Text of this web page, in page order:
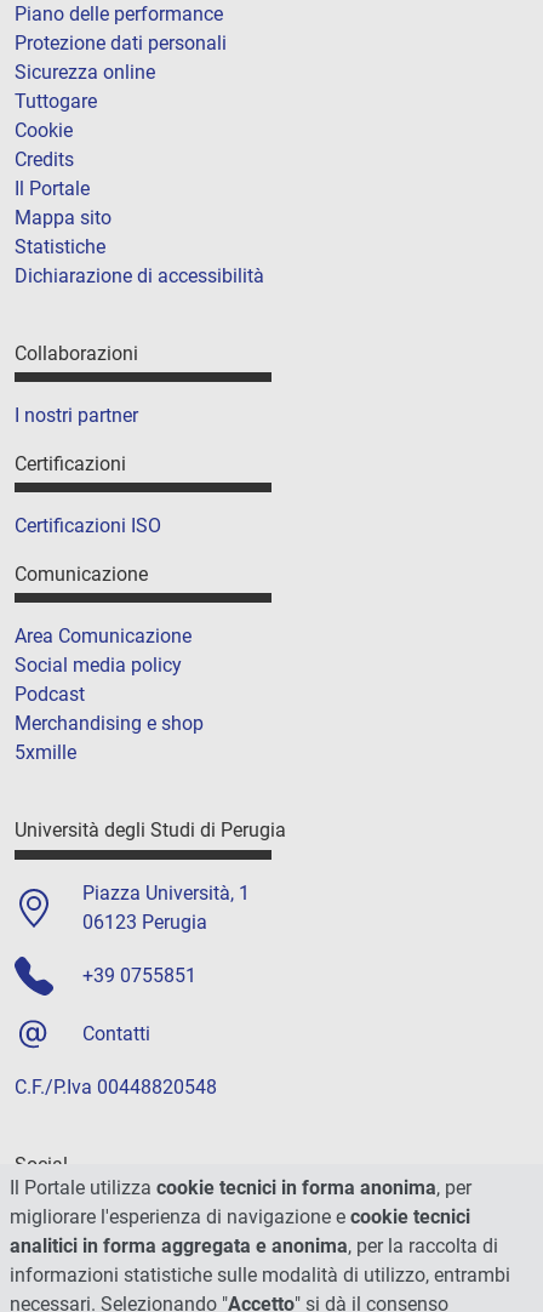
Piano delle performance
Protezione dati personali
Sicurezza online
Tuttogare
Cookie
Credits
Il Portale
Mappa sito
Statistiche
Dichiarazione di accessibilità
Collaborazioni
I nostri partner
Certificazioni
Certificazioni ISO
Comunicazione
Area Comunicazione
Social media policy
Podcast
Merchandising e shop
5xmille
Università degli Studi di Perugia
Piazza Università, 1
06123 Perugia
+39 0755851
Contatti
C.F./P.Iva 00448820548
Social
Il Portale utilizza cookie tecnici in forma anonima, per
migliorare l'esperienza di navigazione e cookie tecnici
analitici in forma aggregata e anonima, per la raccolta di
informazioni statistiche sulle modalità di utilizzo, entrambi
necessari. Selezionando "Accetto" si dà il consenso